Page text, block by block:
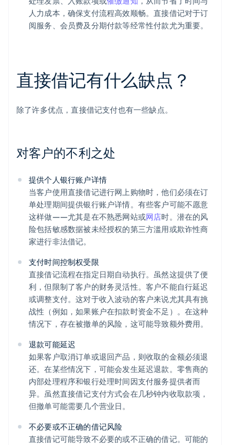
人力成本，确保支付流程高效顺畅。直接借记对于订
阅服务、会员费及分期付款等经常性付款尤为重要。
直接借记有什么缺点？
除了许多优点，直接借记支付也有一些缺点。
对客户的不利之处
提供个人银行账户详情
当客户使用直接借记进行网上购物时，他们必须在订
单处理期间提供银行账户详情。有些客户可能不愿意
这样做——尤其是在不熟悉网站或网店时。潜在的风
险包括敏感数据被未经授权的第三方滥用或欺诈性商
家进行非法借记。
支付时间控制权受限
直接借记流程在指定日期自动执行。虽然这提供了便
利，但限制了客户的财务灵活性。客户不能自行延迟
或调整支付。这对于收入波动的客户来说尤其具有挑
战性（例如，如果账户在扣款时资金不足）。在这种
情况下，存在被撤单的风险，这可能导致额外费用。
退款可能延迟
如果客户取消订单或退回产品，则收取的金额必须退
还。在某些情况下，可能会发生延迟退款。零售商的
内部处理程序和银行处理时间因支付服务提供者而
异。虽然直接借记支付方式会在几秒钟内收取款项，
但撤单可能需要几个营业日。
不必要或不正确的借记风险
直接借记可能导致不必要的或不正确的借记。可能的